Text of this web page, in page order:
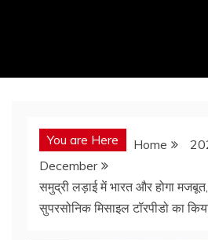
You are Here Home
December
समुद्री लड़ाई में भारत और होगा
सुपरसोनिक मिसाइल टॉरपीडो का